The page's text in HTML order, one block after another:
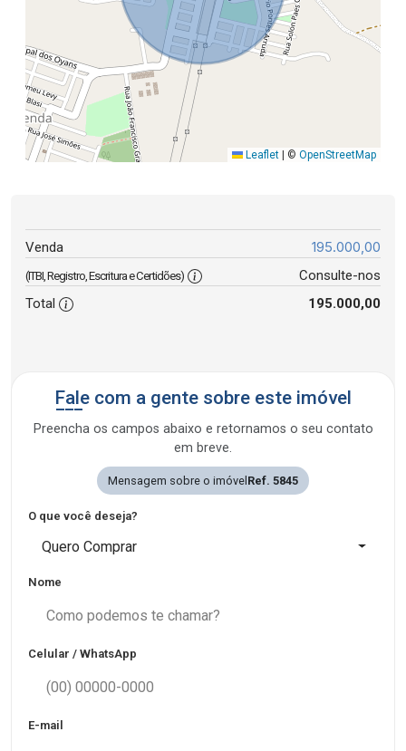
Leaflet | © OpenStreetMap
Venda 195.000,00
(ITBI, Registro, Escritura e Certidões)
Consulte-nos
Total
195.000,00
Fale com a gente sobre este imóvel
Preencha os campos abaixo e retornamos o seu contato
em breve.
Mensagem sobre o imóvelRef. 5845
O que você deseja?
Quero Comprar
Nome
Celular / WhatsApp
E-mail